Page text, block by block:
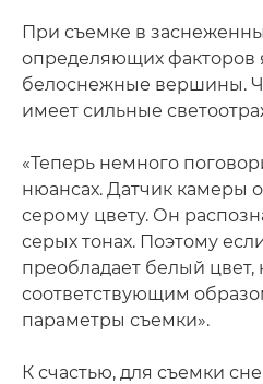
При съемке в
определяющих факторов
белоснежные вершины.
имеет сильные
«Теперь немного
нюансах. Датчик камеры
серому цвету. Он
серых тонах. Поэтому
преобладает белый цвет,
соответствующим
параметры съемки».
К счастью, для съемки